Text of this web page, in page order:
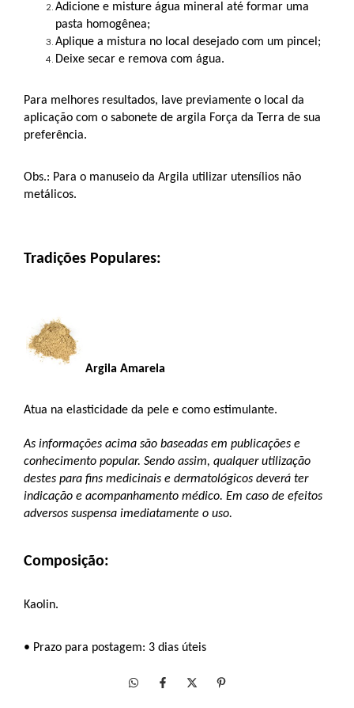
Adicione e misture água mineral até formar uma
pasta homogênea;
Aplique a mistura no local desejado com um pincel;
Deixe secar e remova com água.
Para melhores resultados, lave previamente o local da
aplicação com o sabonete de argila Força da Terra de sua
preferência.
Obs.: Para o manuseio da Argila utilizar utensílios não
metálicos.
Tradições Populares:
Argila Amarela
Atua na elasticidade da pele e como estimulante.
As informações acima são baseadas em publicações e
conhecimento popular. Sendo assim, qualquer utilização
destes para fins medicinais e dermatológicos deverá ter
indicação e acompanhamento médico. Em caso de efeitos
adversos suspensa imediatamente o uso.
Composição:
Kaolin.
• Prazo para postagem: 3 dias úteis